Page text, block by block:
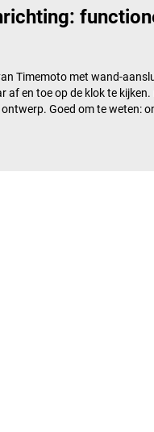
Timemoto met wand-
en toe op de klok te kijken.
Goed om te weten: